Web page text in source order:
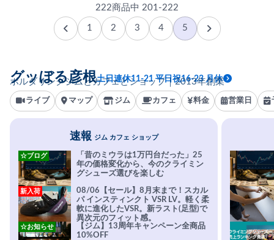
222商品中 201-222
1 2 3 4 5
ボルダリングジムとカフェとショップ｜2013年創業
グッぼる彦根土日連休11-21 平日祝16-23 月休
ライブ マップ ジム カフェ 料金 営業日
速報 ジム カフェ ショップ
「昔のミウラは1万円台だった」25
年の価格変化から、今のクライミン
グシューズ選びを楽しむ
☆ブログ
08/06【セール】8月末まで！スカル
パ インスティンクト VSR LV。軽く柔
軟に進化したVSR。新ラスト(足型)で
異次元のフィット感。
新入荷
【ジム】13周年キャンペーン全商品
10%OFF
☆お知らせ